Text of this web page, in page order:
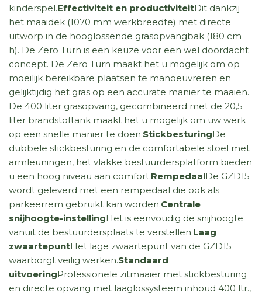
kinderspel.Effectiviteit en productiviteitDit dankzij
het maaidek (1070 mm werkbreedte) met directe
uitworp in de hooglossende grasopvangbak (180 cm
h). De Zero Turn is een keuze voor een wel doordacht
concept. De Zero Turn maakt het u mogelijk om op
moeilijk bereikbare plaatsen te manoeuvreren en
gelijktijdig het gras op een accurate manier te maaien.
De 400 liter grasopvang, gecombineerd met de 20,5
liter brandstoftank maakt het u mogelijk om uw werk
op een snelle manier te doen.StickbesturingDe
dubbele stickbesturing en de comfortabele stoel met
armleuningen, het vlakke bestuurdersplatform bieden
u een hoog niveau aan comfort.RempedaalDe GZD15
wordt geleverd met een rempedaal die ook als
parkeerrem gebruikt kan worden.Centrale
snijhoogte-instellingHet is eenvoudig de snijhoogte
vanuit de bestuurdersplaats te verstellen.Laag
zwaartepuntHet lage zwaartepunt van de GZD15
waarborgt veilig werken.Standaard
uitvoeringProfessionele zitmaaier met stickbesturing
en directe opvang met laaglossysteem inhoud 400 ltr.,